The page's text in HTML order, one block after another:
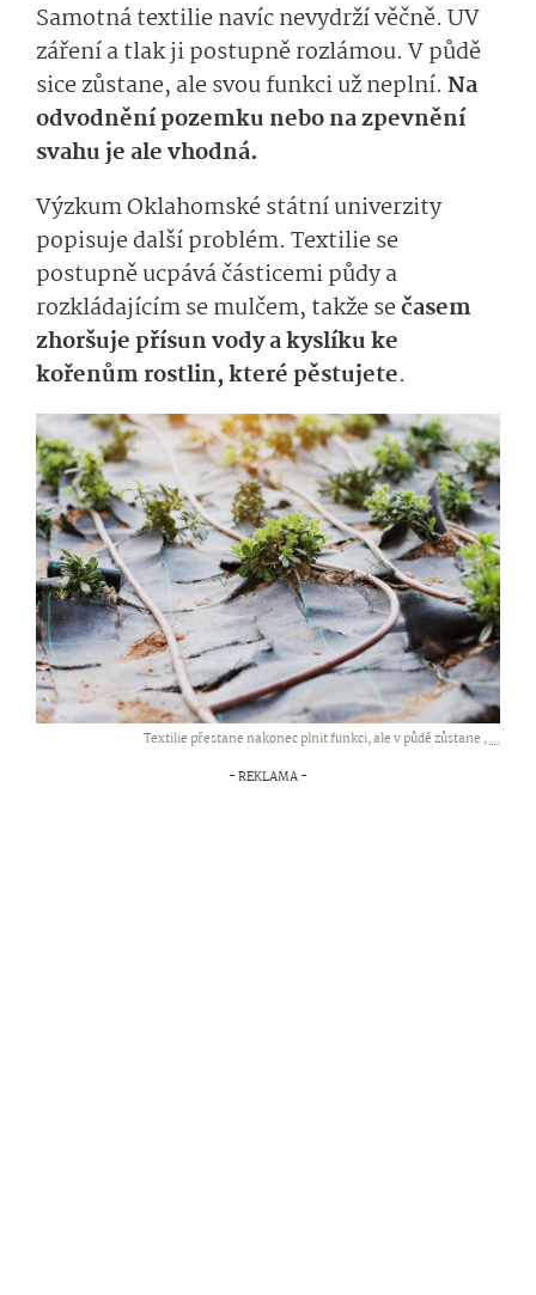
Samotná textilie navíc nevydrží věčně. UV
záření a tlak ji postupně rozlámou. V půdě
sice zůstane, ale svou funkci už neplní. Na
odvodnění pozemku nebo na zpevnění
svahu je ale vhodná.
Výzkum Oklahomské státní univerzity
popisuje další problém. Textilie se
postupně ucpává částicemi půdy a
rozkládajícím se mulčem, takže sečasem
zhoršuje přísun vody a kyslíku ke
kořenům rostlin, které pěstujete.
Textilie přestane nakonec plnit funkci, ale v půdě zůstane ,...